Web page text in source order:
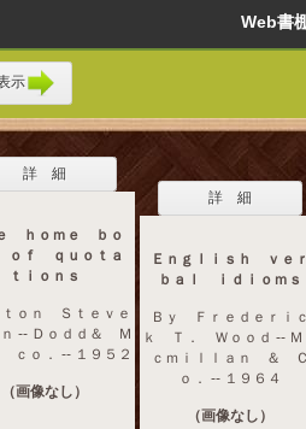
Web
示
詳 細
ｈｏｍｅ ｂｏ
ｏｆ ｑｕｏｔａ
ｔｉｏｎｓ
ｔｏｎ Ｓｔｅｖｅ
ｎ -- Ｄｏｄｄ＆ Ｍ
ｃｏ． -- １９５２
（画像なし）
詳 細
Ｅｎｇｌｉｓｈ ｖｅ
ｂａｌ ｉｄｉｏｍｓ
Ｂｙ Ｆｒｅｄｅｒｉ
ｋ Ｔ． Ｗｏｏｄ -- Ｍ
ｃｍｉｌｌａｎ ＆
ｏ． -- １９６４
（画像なし）